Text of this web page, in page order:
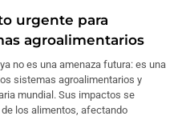
urgente para
agroalimentarios
no es una amenaza futura: es una
sistemas agroalimentarios y
mundial. Sus impactos se
los alimentos, afectando